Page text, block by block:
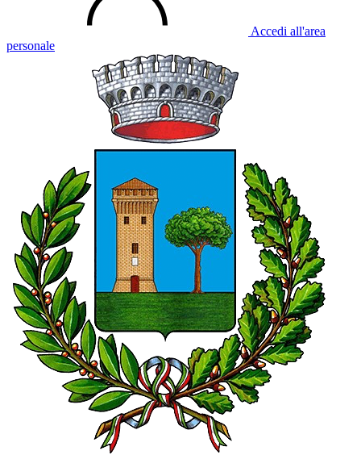
Accedi all'area
personale